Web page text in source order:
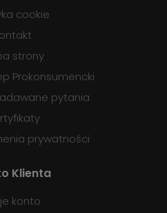
cookie
strony
Prokonsumencki
pytania
prywatności
Klienta
konto